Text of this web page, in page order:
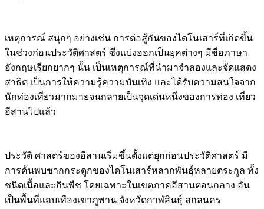
เหตุการณ์ สนุกๆ อย่างเช่น การต่อสู้กันของไดโนเสาร์ที่เกิดขึ้น
ในช่วงก่อนประวัติศาสตร์ ซึ่งแบ่งออกเป็นยุคต่างๆ มีชื่อภาษา
อังกฤษเรียกยากๆ นั้น เป็นเหตุการณ์ที่นำมาจำลองและจัดแสดง
สาธิต เป็นการให้ความรู้ความบันเทิง และได้รับความสนใจจาก
นักท่องเที่ยวมากมายจนกลายเป็นจุดเด่นหนึ่งของการท่อง เที่ยว
อีสานไปแล้ว
ประวัติ ศาสตร์ของอีสานเริ่มขึ้นตั้งแต่ยุกก่อนประวัติศาสตร์ มี
การค้นพบซากกระดูกของไดโนเสาร์หลากพันธุ์หลายตระกูล ทั้ง
ชนิดเนื้อและกินพืช โดยเฉพาะในเขตภาคอีสานตอนกลาง อัน
เป็นพื้นที่แถบเทืองเขาภูพาน จังหวัดกาฬสินธุ์ สกลนคร